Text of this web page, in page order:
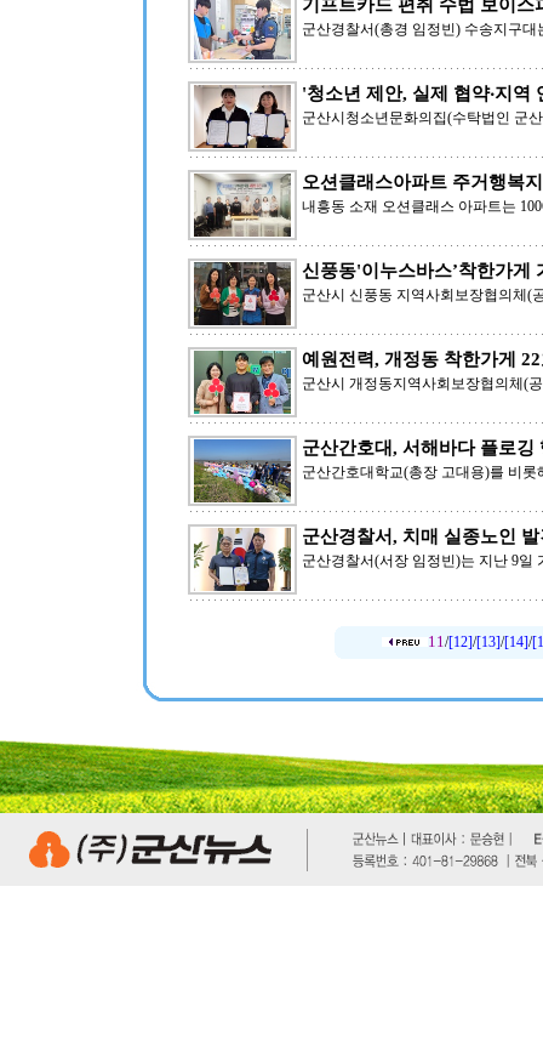
기프트카드 편취 수법 보이스
군산경찰서(총경 임정빈) 수송지구
'청소년 제안, 실제 협약‧지역
군산시청소년문화의집(수탁법인 군
오션클래스아파트 주거행복
내흥동 소재 오션클래스 아파트는
신풍동'이누스바스’착한가게
군산시 신풍동 지역사회보장협의체(
예원전력, 개정동 착한가게
군산시 개정동지역사회보장협의체(
군산간호대, 서해바다 플로깅
군산간호대학교(총장 고대용)를 비
군산경찰서, 치매 실종노인
군산경찰서(서장 임정빈)는 지난 9일
11/[12]/[13]/[14]/